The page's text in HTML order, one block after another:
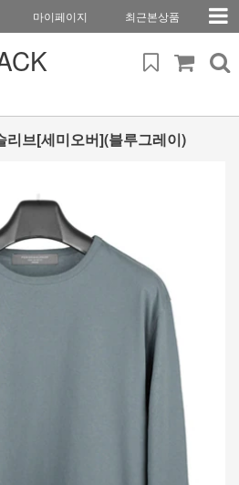
마이페이지 최근본상품
리브[세미오버](블루그레이)